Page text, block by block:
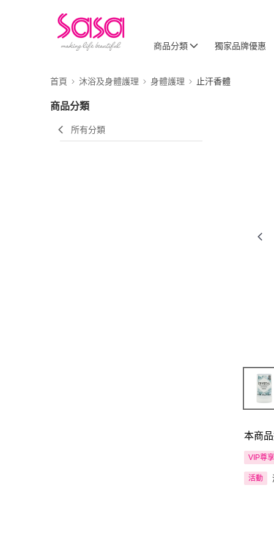
商品分類 獨家品牌優惠
首頁 沐浴及身體護理 身體護理 止汗香體
商品分類
所有分類
本商
VIP尊享
活動